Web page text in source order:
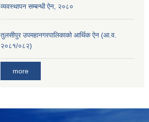
व्यवस्थापन सम्बन्धी ऐन, २०८०
तुलसीपुर उपमहानगरपालिकाको आर्थिक ऐन (आ.व.
२०८१/०८२)
more